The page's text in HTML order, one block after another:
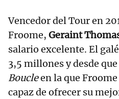
Vencedor del Tour en
Froome, Geraint
salario excelente. El
3,5 millones y desde
Boucleen la que
capaz de ofrecer su